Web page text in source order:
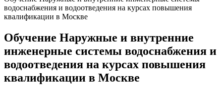
водоснабжения и водоотведения на курсах повышения
квалификации в Москве
Обучение Наружные и внутренние
инженерные системы водоснабжения и
водоотведения на курсах повышения
квалификации в Москве